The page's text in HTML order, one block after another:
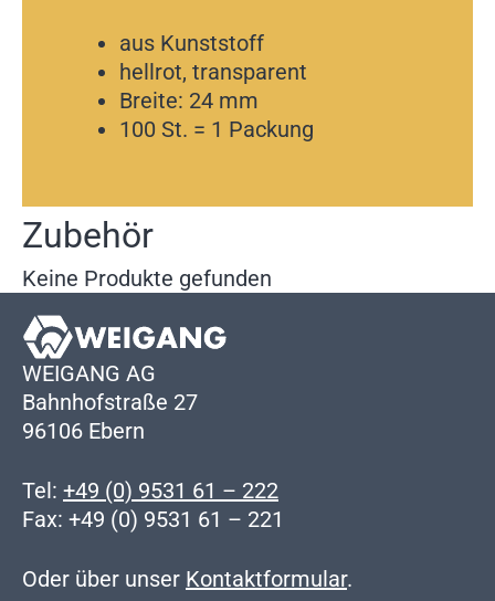
aus Kunststoff
hellrot, transparent
Breite: 24 mm
100 St. = 1 Packung
Zubehör
Keine Produkte gefunden
WEIGANG AG
Bahnhofstraße 27
96106 Ebern
Tel: +49 (0) 9531 61 – 222
Fax: +49 (0) 9531 61 – 221
Oder über unser Kontaktformular.